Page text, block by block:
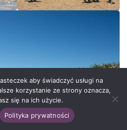
aby świadczyć usługi na
korzystanie ze strony oznacza,
się na ich użycie.
Polityka prywatności